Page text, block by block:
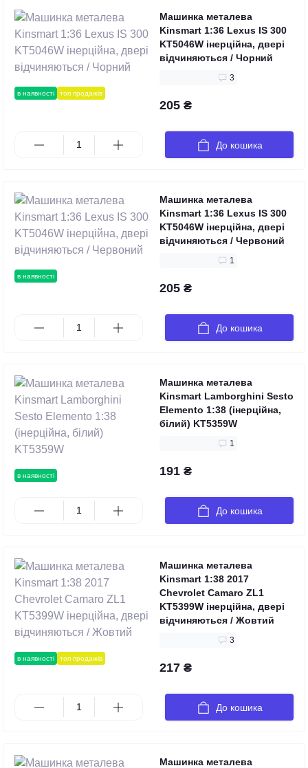
в наявності топ продажів
Машинка металева
Kinsmart 1:36 Lexus IS 300
KT5046W інерційна, двері
відчиняються / Чорний
3
205 ₴
До кошика
в наявності
Машинка металева
Kinsmart 1:36 Lexus IS 300
KT5046W інерційна, двері
відчиняються / Червоний
1
205 ₴
До кошика
в наявності
Машинка металева
Kinsmart Lamborghini Sesto
Elemento 1:38 (інерційна,
білий) KT5359W
1
191 ₴
До кошика
в наявності топ продажів
Машинка металева
Kinsmart 1:38 2017
Chevrolet Camaro ZL1
KT5399W інерційна, двері
відчиняються / Жовтий
3
217 ₴
До кошика
Машинка металева